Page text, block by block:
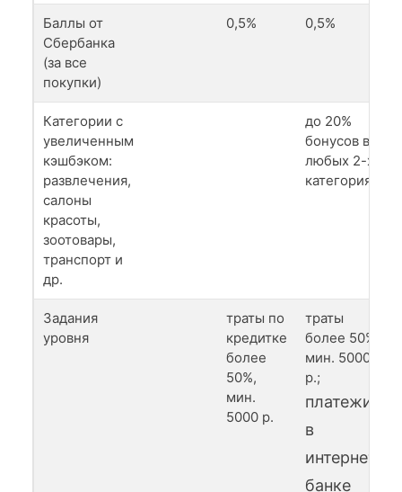
Баллы от
Сбербанка
(за все
покупки)
0,5% 0,5%
Категории с
увеличенным
кэшбэком:
развлечения,
салоны
красоты,
зоотовары,
транспорт и
др.
до 20%
бонусов в
любых 2-х
категориях
Задания
уровня
траты по
кредитке
более
50%,
мин.
5000 р.
траты
более 50%,
мин. 5000
р.;
платежи
в
интернет-
банке